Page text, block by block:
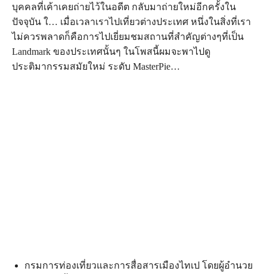
บุคคลที่เค้าเคยถ่ายไว้ในอดีต กลับมาถ่ายใหม่อีกครั้งใน
ปัจจุบัน ใ… เมื่อเวลาเราไปเที่ยวต่างประเทศ หนึ่งในสิ่งที่เรา
ไม่ควรพลาดก็คือการไปเยี่ยมชมสถานที่สำคัญต่างๆที่เป็น
Landmark ของประเทศนั้นๆ ในโพสนี้ผมจะพาไปดู
ประติมากรรมสมัยใหม่ ระดับ MasterPie…
กรมการท่องเที่ยวและการสื่อสารเมืองไทเป โดยผู้อำนวย